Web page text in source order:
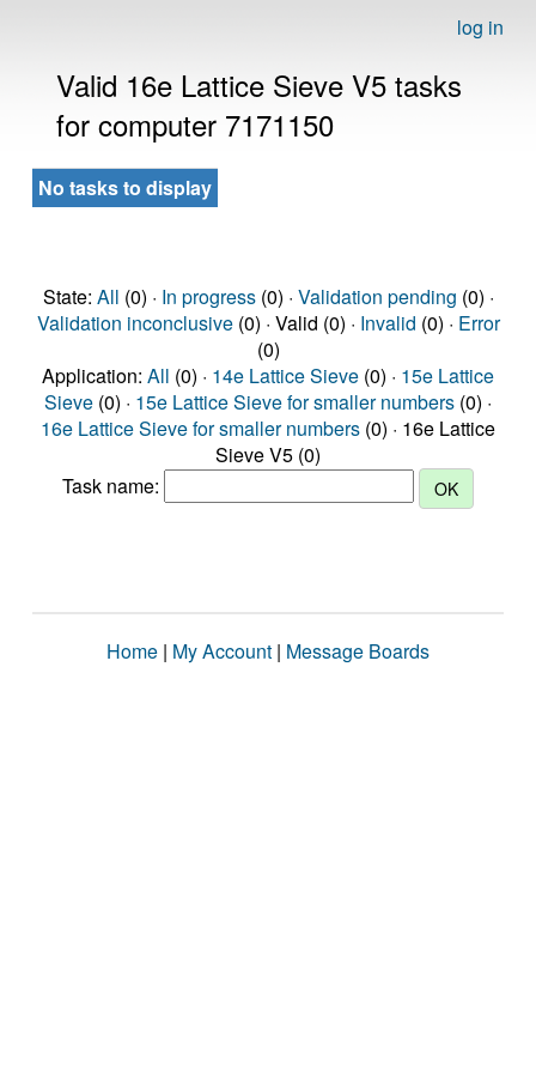
log in
Valid 16e Lattice Sieve V5 tasks
for computer 7171150
No tasks to display
State: All (0) · In progress(0) · Validation pending (0) ·
Validation inconclusive(0) · Valid (0) · Invalid (0) · Error
(0)
Application: All (0) · 14e Lattice Sieve (0) · 15e Lattice
Sieve (0) · 15e Lattice Sieve for smaller numbers (0) ·
16e Lattice Sieve for smaller numbers (0) · 16e Lattice
Sieve V5 (0)
Task name:
Home | My Account | Message Boards